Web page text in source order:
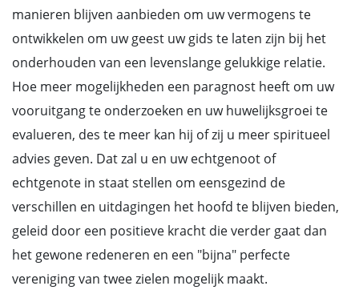
manieren blijven aanbieden om uw vermogens te
ontwikkelen om uw geest uw gids te laten zijn bij het
onderhouden van een levenslange gelukkige relatie.
Hoe meer mogelijkheden een paragnost heeft om uw
vooruitgang te onderzoeken en uw huwelijksgroei te
evalueren, des te meer kan hij of zij u meer spiritueel
advies geven. Dat zal u en uw echtgenoot of
echtgenote in staat stellen om eensgezind de
verschillen en uitdagingen het hoofd te blijven bieden,
geleid door een positieve kracht die verder gaat dan
het gewone redeneren en een "bijna" perfecte
vereniging van twee zielen mogelijk maakt.